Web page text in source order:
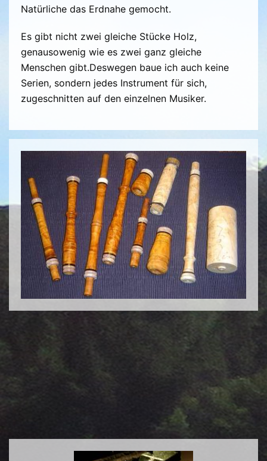
Natürliche das Erdnahe gemocht.
Es gibt nicht zwei gleiche Stücke Holz,
genausowenig wie es zwei ganz gleiche
Menschen gibt.Deswegen baue ich auch keine
Serien, sondern jedes Instrument für sich,
zugeschnitten auf den einzelnen Musiker.